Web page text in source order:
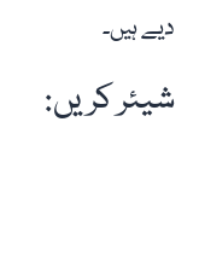
دیے ہیں۔
شیئر کریں: